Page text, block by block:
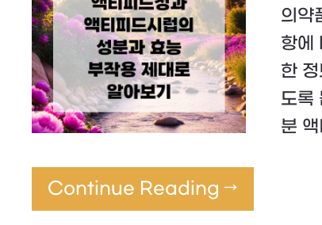
의약
항에
한
도록
분
Continue Reading →